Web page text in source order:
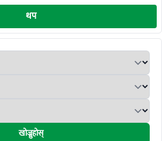
थप
खोज्नुहोस्